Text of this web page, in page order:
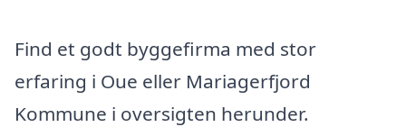
Find et godt byggefirma med stor
erfaring i Oue eller Mariagerfjord
Kommune i oversigten herunder.